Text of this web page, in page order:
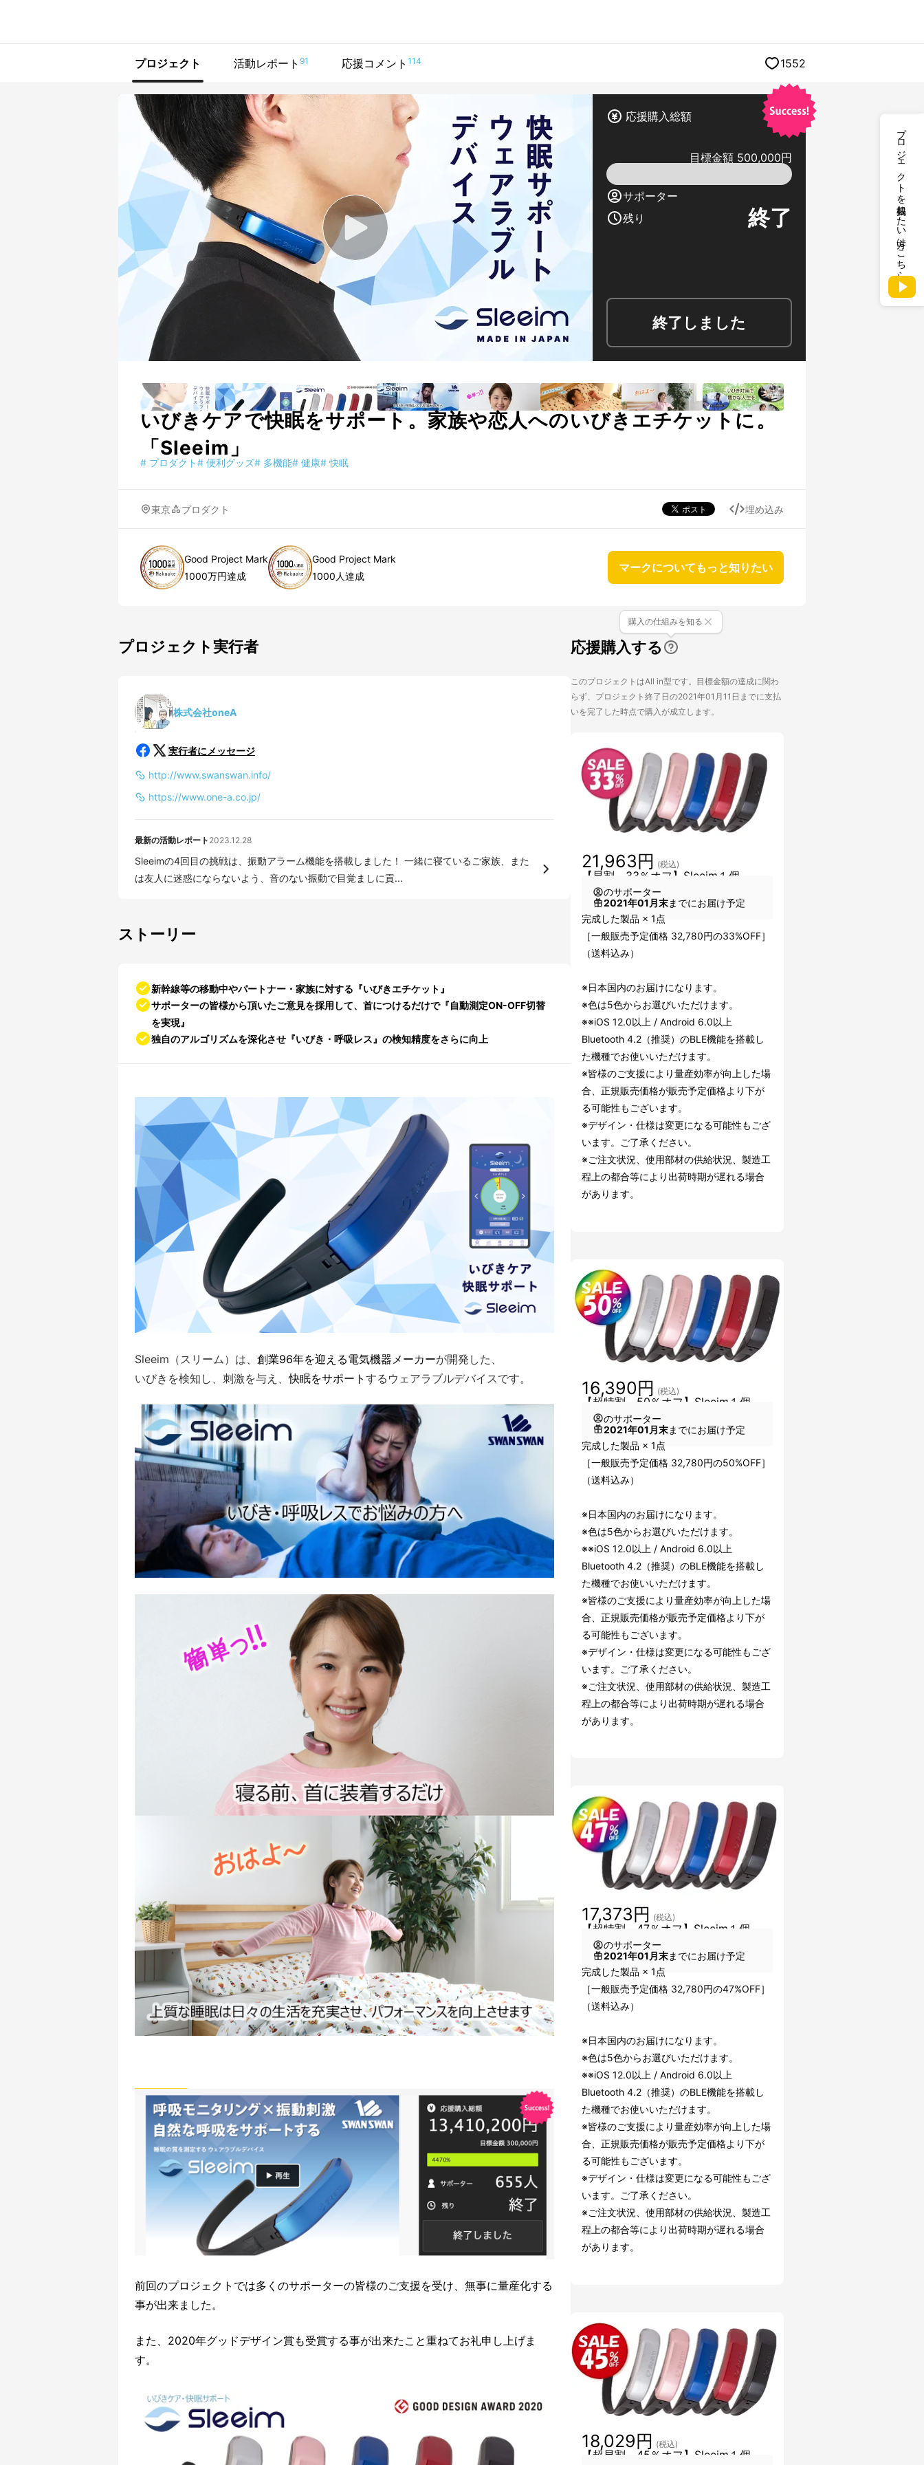
プロジェクトを掲載したい方はこちら
プロジェクト 活動レポート 91 応援コメント 114 1552
応援購入総額
目標金額 500,000円
サポーター
残り
終了
終了しました
いびきケアで快眠をサポート。家族や恋人へのいびきエチケットに。
「Sleeim」
# プロダクト# 便利グッズ# 多機能# 健康# 快眠
東京 プロダクト 埋め込み
Good Project Mark
1000万円達成
Good Project Mark
1000人達成
マークについてもっと知りたい
プロジェクト実行者
株式会社oneA
実行者にメッセージ
http://www.swanswan.info/
https://www.one-a.co.jp/
最新の活動レポート 2023.12.28
Sleeimの4回目の挑戦は、振動アラーム機能を搭載しました！ 一緒に寝ているご家族、また
は友人に迷惑にならないよう、音のない振動で目覚ましに貢...
ストーリー
新幹線等の移動中やパートナー・家族に対する『いびきエチケット』
サポーターの皆様から頂いたご意見を採用して、首につけるだけで『自動測定ON-OFF切替
を実現』
独自のアルゴリズムを深化させ『いびき・呼吸レス』の検知精度をさらに向上
Sleeim（スリーム）は、 創業96年を迎える電気機器メーカーが開発した、
いびきを検知し、刺激を与え、快眠をサポート するウェアラブルデバイスです。
前回のプロジェクトでは多くのサポーターの皆様のご支援を受け、無事に量産化する
事が出来ました。
また、2020年グッドデザイン賞も受賞する事が出来たこと重ねてお礼申し上げま
す。
応援購入する
購入の仕組みを知る
このプロジェクトはAll in型です。目標金額の達成に関わ
らず、プロジェクト終了日の2021年01月11日までに支払
いを完了した時点で購入が成立します。
【早割 33％オフ】Sleeim１個
21,963円 (税込)
のサポーター
2021年01月末までにお届け予定
完成した製品 × 1点
［一般販売予定価格 32,780円の33%OFF］
（送料込み）
※日本国内のお届けになります。
※色は5色からお選びいただけます。
※※iOS 12.0以上 / Android 6.0以上
Bluetooth 4.2（推奨）のBLE機能を搭載し
た機種でお使いいただけます。
※皆様のご支援により量産効率が向上した場
合、正規販売価格が販売予定価格より下が
る可能性もございます。
※デザイン・仕様は変更になる可能性もござ
います。ご了承ください。
※ご注文状況、使用部材の供給状況、製造工
程上の都合等により出荷時期が遅れる場合
があります。
【超特割 50％オフ】Sleeim１個
16,390円 (税込)
のサポーター
2021年01月末までにお届け予定
完成した製品 × 1点
［一般販売予定価格 32,780円の50%OFF］
（送料込み）
※日本国内のお届けになります。
※色は5色からお選びいただけます。
※※iOS 12.0以上 / Android 6.0以上
Bluetooth 4.2（推奨）のBLE機能を搭載し
た機種でお使いいただけます。
※皆様のご支援により量産効率が向上した場
合、正規販売価格が販売予定価格より下が
る可能性もございます。
※デザイン・仕様は変更になる可能性もござ
います。ご了承ください。
※ご注文状況、使用部材の供給状況、製造工
程上の都合等により出荷時期が遅れる場合
があります。
【超特割 47％オフ】Sleeim１個
17,373円 (税込)
のサポーター
2021年01月末までにお届け予定
完成した製品 × 1点
［一般販売予定価格 32,780円の47%OFF］
（送料込み）
※日本国内のお届けになります。
※色は5色からお選びいただけます。
※※iOS 12.0以上 / Android 6.0以上
Bluetooth 4.2（推奨）のBLE機能を搭載し
た機種でお使いいただけます。
※皆様のご支援により量産効率が向上した場
合、正規販売価格が販売予定価格より下が
る可能性もございます。
※デザイン・仕様は変更になる可能性もござ
います。ご了承ください。
※ご注文状況、使用部材の供給状況、製造工
程上の都合等により出荷時期が遅れる場合
があります。
【超早割 45％オフ】Sleeim１個
18,029円 (税込)